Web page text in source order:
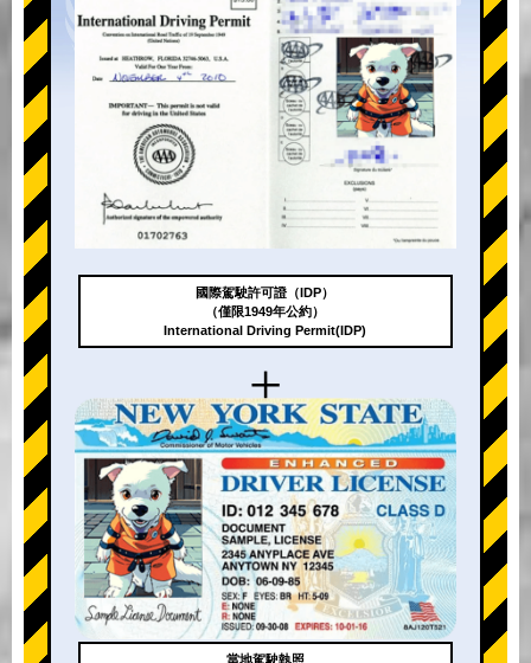
+
國際駕駛許可證（IDP）
（僅限1949年公約）
International Driving Permit(IDP)
當地駕駛執照